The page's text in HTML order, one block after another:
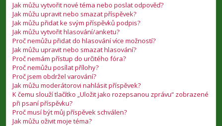
Jak můžu vytvořit nové téma nebo poslat odpověď?
Jak můžu upravit nebo smazat příspěvek?
Jak můžu přidat ke svým příspěvků podpis?
Jak můžu vytvořit hlasování/anketu?
Proč nemůžu přidat do hlasování více možností?
Jak můžu upravit nebo smazat hlasování?
Proč nemám přístup do určitého fóra?
Proč nemůžu posílat přílohy?
Proč jsem obdržel varování?
Jak můžu moderátorovi nahlásit příspěvek?
K čemu slouží tlačítko „Uložit jako rozepsanou zprávu“ zobrazené
při psaní příspěvku?
Proč musí být můj příspěvek schválen?
Jak můžu oživit moje téma?